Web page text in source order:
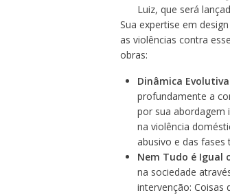
Luiz, que será
Sua expertise em
as violências contra
obras:
Dinâmica
profundamente a
por sua abordagem
na violência
abusivo e das
Nem Tudo é Igual
na sociedade
intervenção: Coisas